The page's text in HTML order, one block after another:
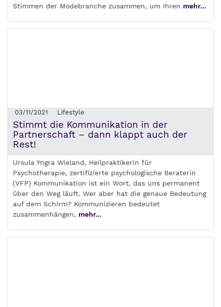
Stimmen der Modebranche zusammen, um Ihren mehr...
03/11/2021 Lifestyle
Stimmt die Kommunikation in der
Partnerschaft – dann klappt auch der
Rest!
Ursula Yngra Wieland, Heilpraktikerin für
Psychotherapie, zertifizierte psychologische Beraterin
(VFP) Kommunikation ist ein Wort, das uns permanent
über den Weg läuft. Wer aber hat die genaue Bedeutung
auf dem Schirm? Kommunizieren bedeutet
zusammenhängen, mehr...